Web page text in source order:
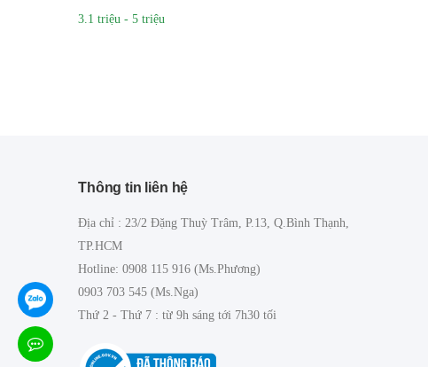
3.1 triệu - 5 triệu
Thông tin liên hệ
Địa chỉ : 23/2 Đặng Thuỳ Trâm, P.13, Q.Bình Thạnh,
TP.HCM
Hotline: 0908 115 916 (Ms.Phương)
0903 703 545 (Ms.Nga)
Thứ 2 - Thứ 7 : từ 9h sáng tới 7h30 tối